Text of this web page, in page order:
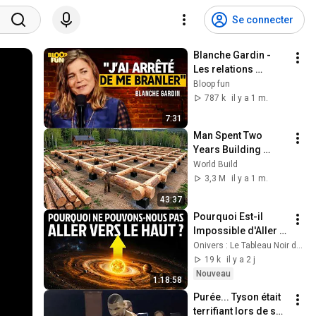
Se connecter
7:31
Blanche Gardin -
Les relations
hommes/femmes -
SF2
Bloop fun
787 k
il y a 1 m.
43:37
Man Spent Two
Years Building
HUGE Wooden
House for his
@bjornbrenton
World Build
3,3 M
il y a 1 m.
1:18:58
Pourquoi Est-il
Impossible d'Aller «
Vers le Haut » dans
le Système Solaire
19 k
il y a 2 j
Nouveau
Purée... Tyson était
terrifiant lors de son